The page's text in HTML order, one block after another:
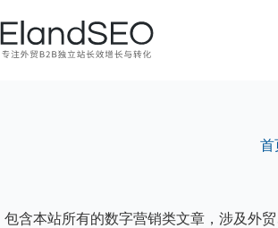
过
内
首
包含本站所有的数字营销类文章，涉及外